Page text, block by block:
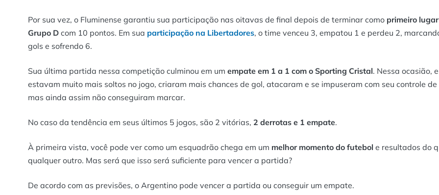
Por sua vez, o Fluminense garantiu sua participação nas oitavas de final depois de terminar como primeiro
Grupo D com 10 pontos. Em sua participação na Libertadores, o time venceu 3, empatou 1 e perdeu 2,
gols e sofrendo 6.
Sua última partida nessa competição culminou em um empate em 1 a 1 com o Sporting Cristal. Nessa ocasião,
estavam muito mais soltos no jogo, criaram mais chances de gol, atacaram e se impuseram com seu controle
mas ainda assim não conseguiram marcar.
No caso da tendência em seus últimos 5 jogos, são 2 vitórias, 2 derrotas e 1 empate.
À primeira vista, você pode ver como um esquadrão chega em um melhor momento do futebol e resultados do
qualquer outro. Mas será que isso será suficiente para vencer a partida?
De acordo com as previsões, o Argentino pode vencer a partida ou conseguir um empate.